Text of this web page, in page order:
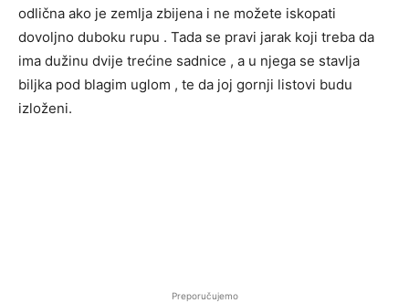
odlična ako je zemlja zbijena i ne možete iskopati
dovoljno duboku rupu . Tada se pravi jarak koji treba da
ima dužinu dvije trećine sadnice , a u njega se stavlja
biljka pod blagim uglom , te da joj gornji listovi budu
izloženi.
Preporučujemo